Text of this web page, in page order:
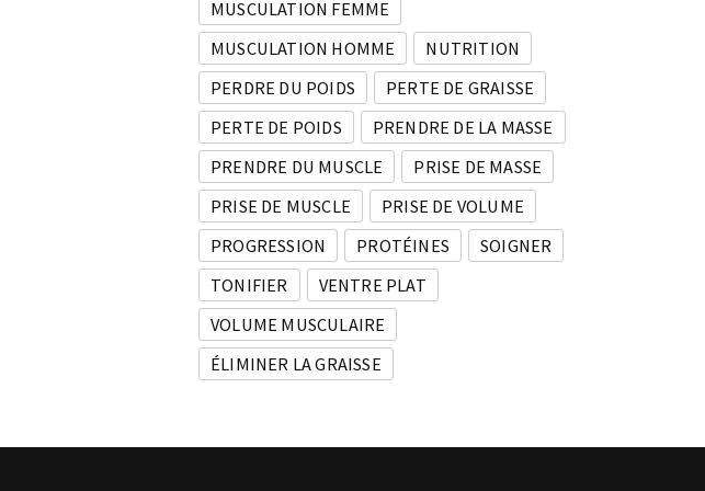
MUSCULATION FEMME
MUSCULATION HOMME
NUTRITION
PERDRE DU POIDS
PERTE DE GRAISSE
PERTE DE POIDS
PRENDRE DE LA MASSE
PRENDRE DU MUSCLE
PRISE DE MASSE
PRISE DE MUSCLE
PRISE DE VOLUME
PROGRESSION
PROTÉINES
SOIGNER
TONIFIER
VENTRE PLAT
VOLUME MUSCULAIRE
ÉLIMINER LA GRAISSE